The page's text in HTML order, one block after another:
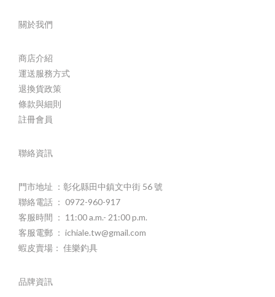
關於我們
商店介紹
運送服務方式
退換貨政策
條款與細則
註冊會員
聯絡資訊
門市地址 ：彰化縣田中鎮文中街 56 號
聯絡電話 ： 0972-960-917
客服時間 ： 11:00 a.m.- 21:00 p.m.
客服電郵 ： ichiale.tw@gmail.com
蝦皮賣場： 佳樂釣具
品牌資訊